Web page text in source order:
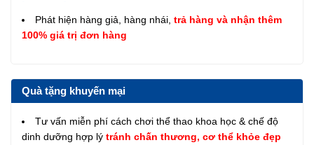
Phát hiện hàng giả, hàng nhái, trả hàng và nhận thêm
100% giá trị đơn hàng
Quà tặng khuyến mại
Tư vấn miễn phí cách chơi thể thao khoa học & chế độ
dinh dưỡng hợp lý tránh chấn thương, cơ thể khỏe đẹp